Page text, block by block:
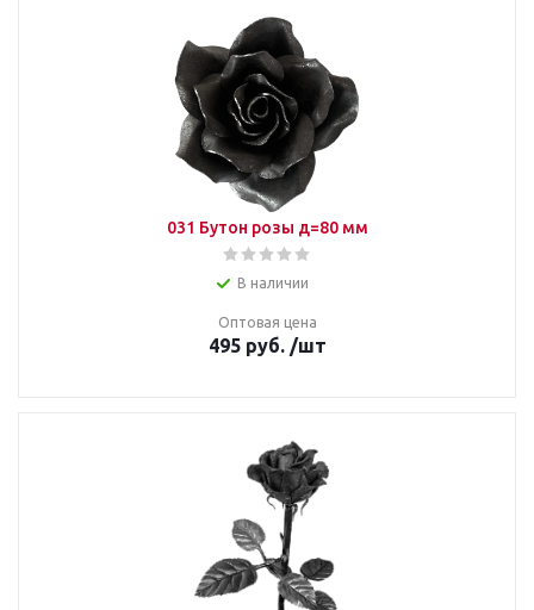
031 Бутон розы д=80 мм
В наличии
Оптовая цена
495 руб. /шт